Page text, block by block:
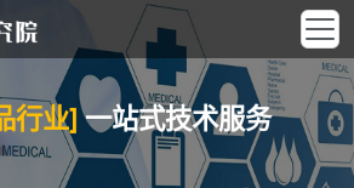
行业]一站式技术服务